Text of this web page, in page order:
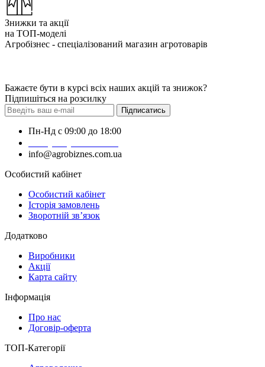
Знижки та акції
на ТОП-моделі
Агробізнес - спеціалізований магазин агротоварів
Бажаєте бути в курсі всіх наших акцій та знижок?
Підпишіться на розсилку
Підписатись
Пн-Нд с 09:00 до 18:00
info@agrobiznes.com.ua
Особистий кабінет
Особистий кабінет
Історія замовлень
Зворотній зв’язок
Додатково
Виробники
Акції
Карта сайту
Інформація
Про нас
Договір-оферта
ТОП-Категорії